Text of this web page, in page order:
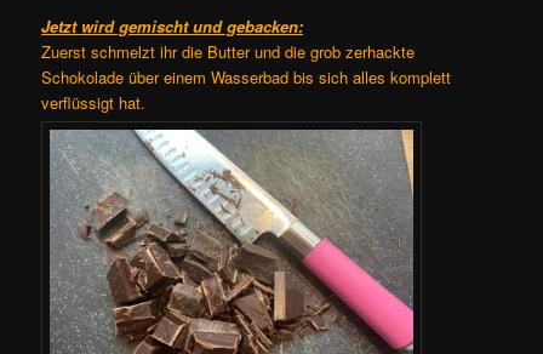
Jetzt wird gemischt und gebacken:
Zuerst schmelzt ihr die Butter und die grob zerhackte
Schokolade über einem Wasserbad bis sich alles komplett
verflüssigt hat.